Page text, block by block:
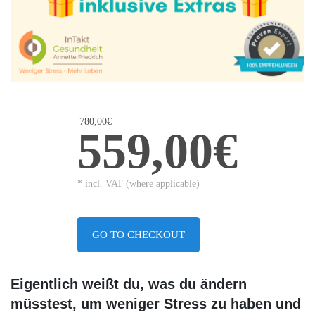
780,00€
559,00€
* incl. VAT (where applicable)
GO TO CHECKOUT
Eigentlich weißt du, was du ändern
müsstest, um weniger Stress zu haben und